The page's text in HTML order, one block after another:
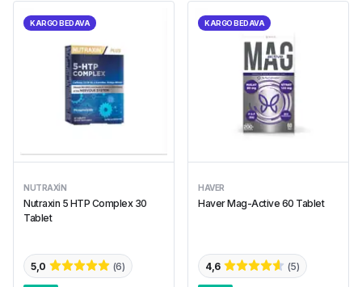
KARGO BEDAVA
NUTRAXIN
Nutraxin 5 HTP Complex 30
Tablet
5,0 (6)
KARGO BEDAVA
HAVER
Haver Mag-Active 60 Tablet
4,6 (5)